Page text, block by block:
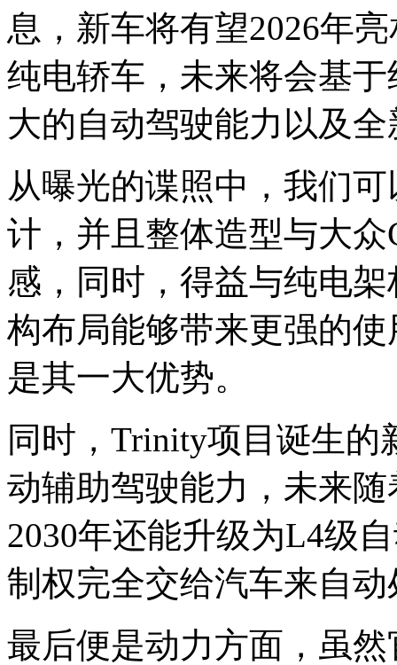
息，新车将有望2026年
纯电轿车，未来将会基
大的自动驾驶能力以及
从曝光的谍照中，我们
计，并且整体造型与大
感，同时，得益与纯电
构布局能够带来更强的
是其一大优势。
同时，Trinity项目诞生
动辅助驾驶能力，未来
2030年还能升级为L4级
制权完全交给汽车来自动
最后便是动力方面，虽